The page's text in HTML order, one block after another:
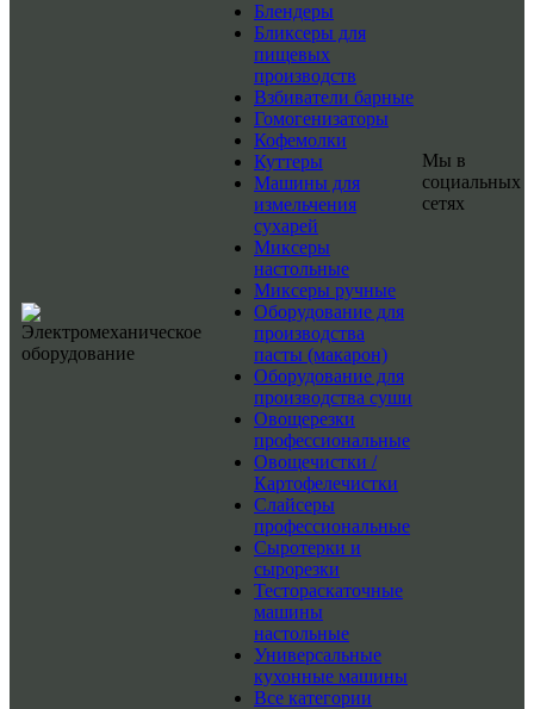
Блендеры
Бликсеры для
пищевых
производств
Взбиватели барные
Гомогенизаторы
Кофемолки
Куттеры
Машины для
измельчения
сухарей
Миксеры
настольные
Миксеры ручные
Оборудование для
производства
пасты (макарон)
Оборудование для
производства суши
Овощерезки
профессиональные
Овощечистки /
Картофелечистки
Слайсеры
профессиональные
Сыротерки и
сырорезки
Тестораскаточные
машины
настольные
Универсальные
кухонные машины
Все категории
Мы в
социальных
сетях